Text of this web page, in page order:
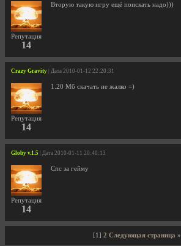
Репутация
14
Вторую такую игру ещё поискать надо)))
Crazy Gravity | Дата 2010-01-12 22:20:31
Репутация
14
1.20 Мб скачать не жалко =)
Globy v.1.5 | Дата 2010-01-11 20:40:13
Репутация
14
Спс за гейму
[1] 2 Следующая страница »